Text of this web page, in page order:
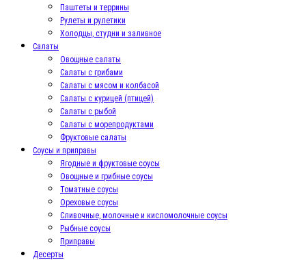
Паштеты и террины
Рулеты и рулетики
Холодцы, студни и заливное
Салаты
Овощные салаты
Салаты с грибами
Салаты с мясом и колбасой
Салаты с курицей (птицей)
Салаты с рыбой
Салаты с морепродуктами
Фруктовые салаты
Соусы и приправы
Ягодные и фруктовые соусы
Овощные и грибные соусы
Томатные соусы
Ореховые соусы
Сливочные, молочные и кисломолочные соусы
Рыбные соусы
Приправы
Десерты